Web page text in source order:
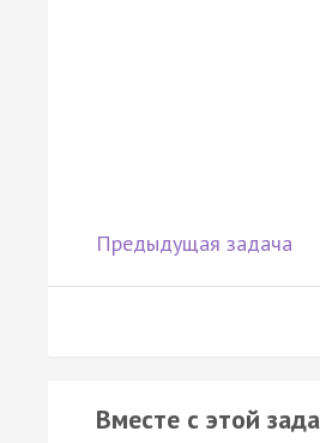
Предыдущая задача
Вместе с этой